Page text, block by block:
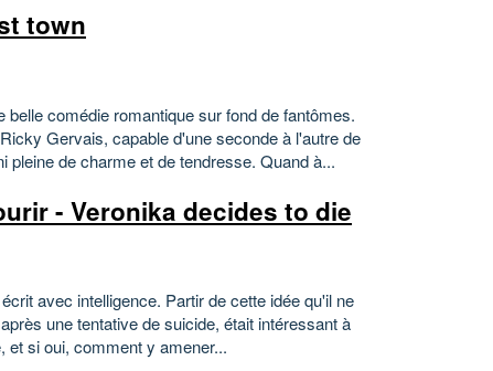
town
comédie romantique sur fond de fantômes.
Gervais, capable d'une seconde à l'autre de
pleine de charme et de tendresse. Quand à...
- Veronika decides to die
avec intelligence. Partir de cette idée qu'il ne
une tentative de suicide, était intéressant à
et si oui, comment y amener...